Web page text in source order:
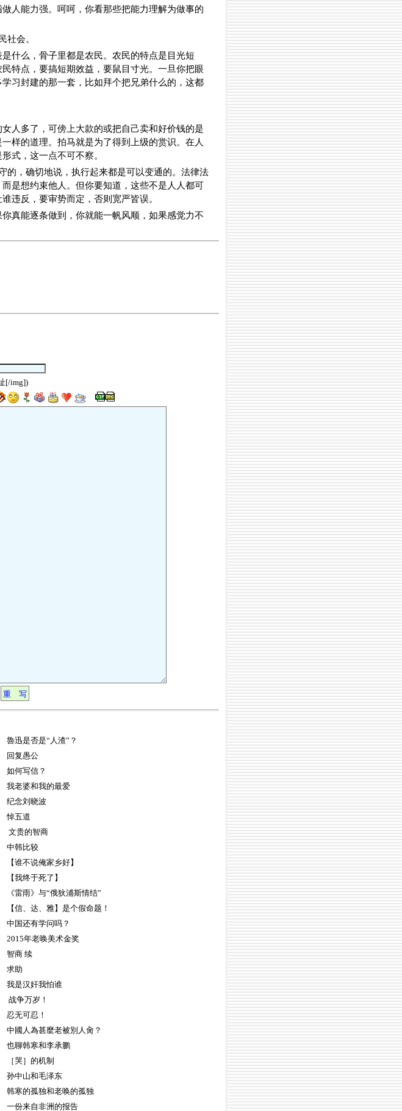
人能力强。呵呵，你看那些把能力理解为做事的
社会。
什么，骨子里都是农民。农民的特点是目光短
特点，要搞短期效益，要鼠目寸光。一旦你把眼
习封建的那一套，比如拜个把兄弟什么的，这都
人多了，可傍上大款的或把自己卖和好价钱的是
样的道理。拍马就是为了得到上级的赏识。在人
式，这一点不可不察。
的，确切地说，执行起来都是可以变通的。法律法
是想约束他人。但你要知道，这些不是人人都可
违反，要审势而定，否则宽严皆误。
真能逐条做到，你就能一帆风顺，如果感觉力不
[/img])
魯迅是否是“人渣”？
回复愚公
如何写信？
我老婆和我的最爱
纪念刘晓波
悼五道
文贵的智商
中韩比较
【谁不说俺家乡好】
【我终于死了】
《雷雨》与“俄狄浦斯情结”
【信、达、雅】是个假命题！
中国还有学问吗？
2015年老唤美术金奖
智商 续
求助
我是汉奸我怕谁
战争万岁！
忍无可忍！
中國人為甚麼老被別人肏？
也聊韩寒和李承鹏
［哭］的机制
孙中山和毛泽东
韩寒的孤独和老唤的孤独
一份来自非洲的报告